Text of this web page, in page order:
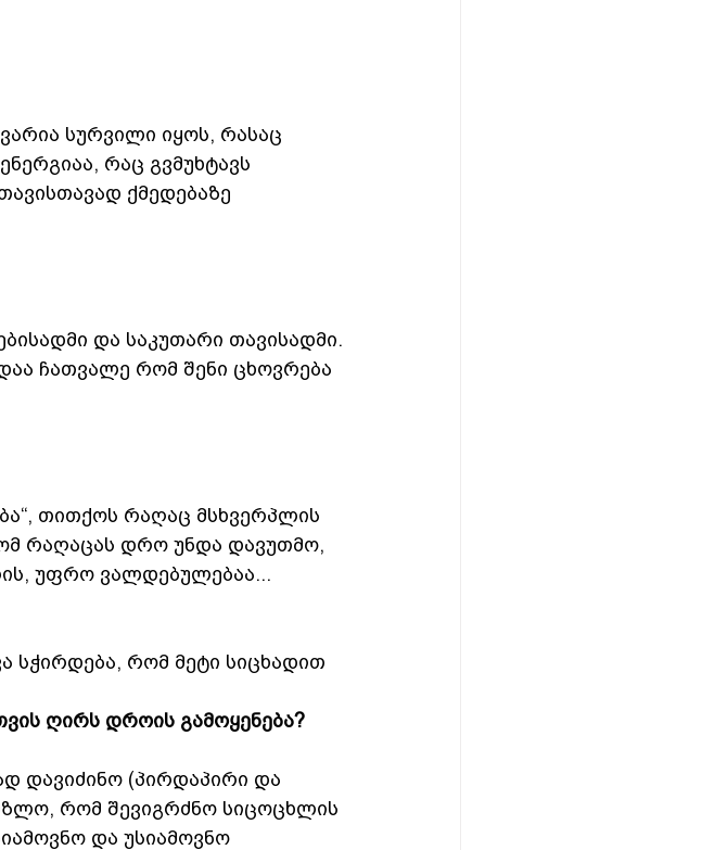
სურვილი იყოს, რასაც
რაც გვმუხტავს
ქმედებაზე
და საკუთარი თავისადმი.
ჩათვალე რომ შენი ცხოვრება
თითქოს რაღაც მსხვერპლის
რაღაცას დრო უნდა დავუთმო,
უფრო ვალდებულებაა...
სჭირდება, რომ მეტი სიცხადით
ღირს დროის გამოყენება?
დავიძინო (პირდაპირი და
რომ შევიგრძნო სიცოცხლის
და უსიამოვნო